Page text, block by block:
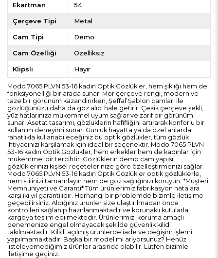
Ekartman 54
Çerçeve Tipi Metal
Cam Tipi Demo
Cam Özelliği Özelliksiz
Klipsli Hayır
Modo 7065 PLVN 53-16 kadın Optik Gözlükler, hem şıklığı hem de
fonksiyonelliği bir arada sunar. Mor çerçeve rengi, modern ve
taze bir görünüm kazandırırken, Şeffaf Şablon camları ile
gözlüğünüzü daha da göz alıcı hale getirir. Çekik çerçeve şekli,
yüz hatlarınıza mükemmel uyum sağlar ve zarif bir görünüm
sunar. Asetat tasarımı, gözlüklerin hafifliğini artırarak konforlu bir
kullanım deneyimi sunar. Günlük hayatta ya da özel anlarda
rahatlıkla kullanabileceğiniz bu optik gözlükler, tüm gözlük
ihtiyacınızı karşılamak için ideal bir seçenektir. Modo 7065 PLVN
53-16 kadın Optik Gözlükler, hem erkekler hem de kadınlar için
mükemmel bir tercihtir. Gözlüklerin demo cam yapısı,
gözlüklerinizi kişisel reçetelerinize göre özelleştirmenizi sağlar.
Modo 7065 PLVN 53-16 kadın Optik Gözlükler optik gözlüklerle,
hem stilinizi tamamlayın hem de göz sağlığınızı koruyun. *Müşteri
Memnuniyeti ve Garanti* Tüm ürünlerimiz fabrikasyon hatalara
karşı iki yıl garantilidir. Herhangi bir problemde bizimle iletişime
geçebilirsiniz. Aldığınız ürünler size ulaştırılmadan önce
kontrolleri sağlanıp hazırlanmaktadır ve korunaklı kutularla
kargoya teslim edilmektedir. Ürünlerimizi koruma amaçlı
denemenize engel olmayacak şekilde güvenlik kilidi
takılmaktadır. Kilidi açılmış ürünlerde iade ve değişim işlemi
yapılmamaktadır. Başka bir model mi arıyorsunuz? Henüz
listeleyemediğimiz ürünler arasında olabilir. Lütfen bizimle
iletişime geçiniz.